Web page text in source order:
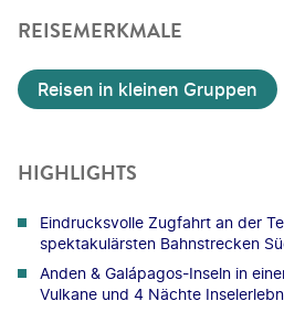
REISEMERKMALE
Reisen in kleinen Gruppen
HIGHLIGHTS
Eindrucksvolle Zugfahrt an der
spektakulärsten Bahnstrecken
Anden & Galápagos-Inseln in
Vulkane und 4 Nächte